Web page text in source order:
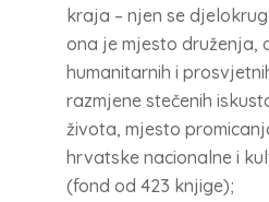
kraja – njen se
ona je mjesto druženja,
humanitarnih i
razmjene stečenih
života, mjesto
hrvatske nacionalne i
(fond od 423 knjige);